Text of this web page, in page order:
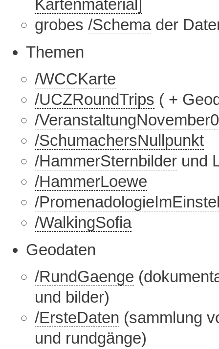
Kartenmaterial]
grobes /Schemader
Themen
/WCCKarte
/UCZRoundTrips ( +
/
/SchumachersNullpunkt
/HammerSternbilderund
/HammerLoewe
/
/WalkingSofia
Geodaten
/RundGaenge
und bilder)
/ErsteDaten (sammlung
und rundgänge)